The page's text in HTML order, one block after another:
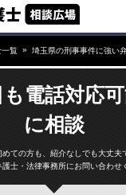
一覧 埼玉県の刑事事件に強い
電話対応
に相談
めての方も、紹介なしでも大丈夫
士・法律事務所にお問い合わせ